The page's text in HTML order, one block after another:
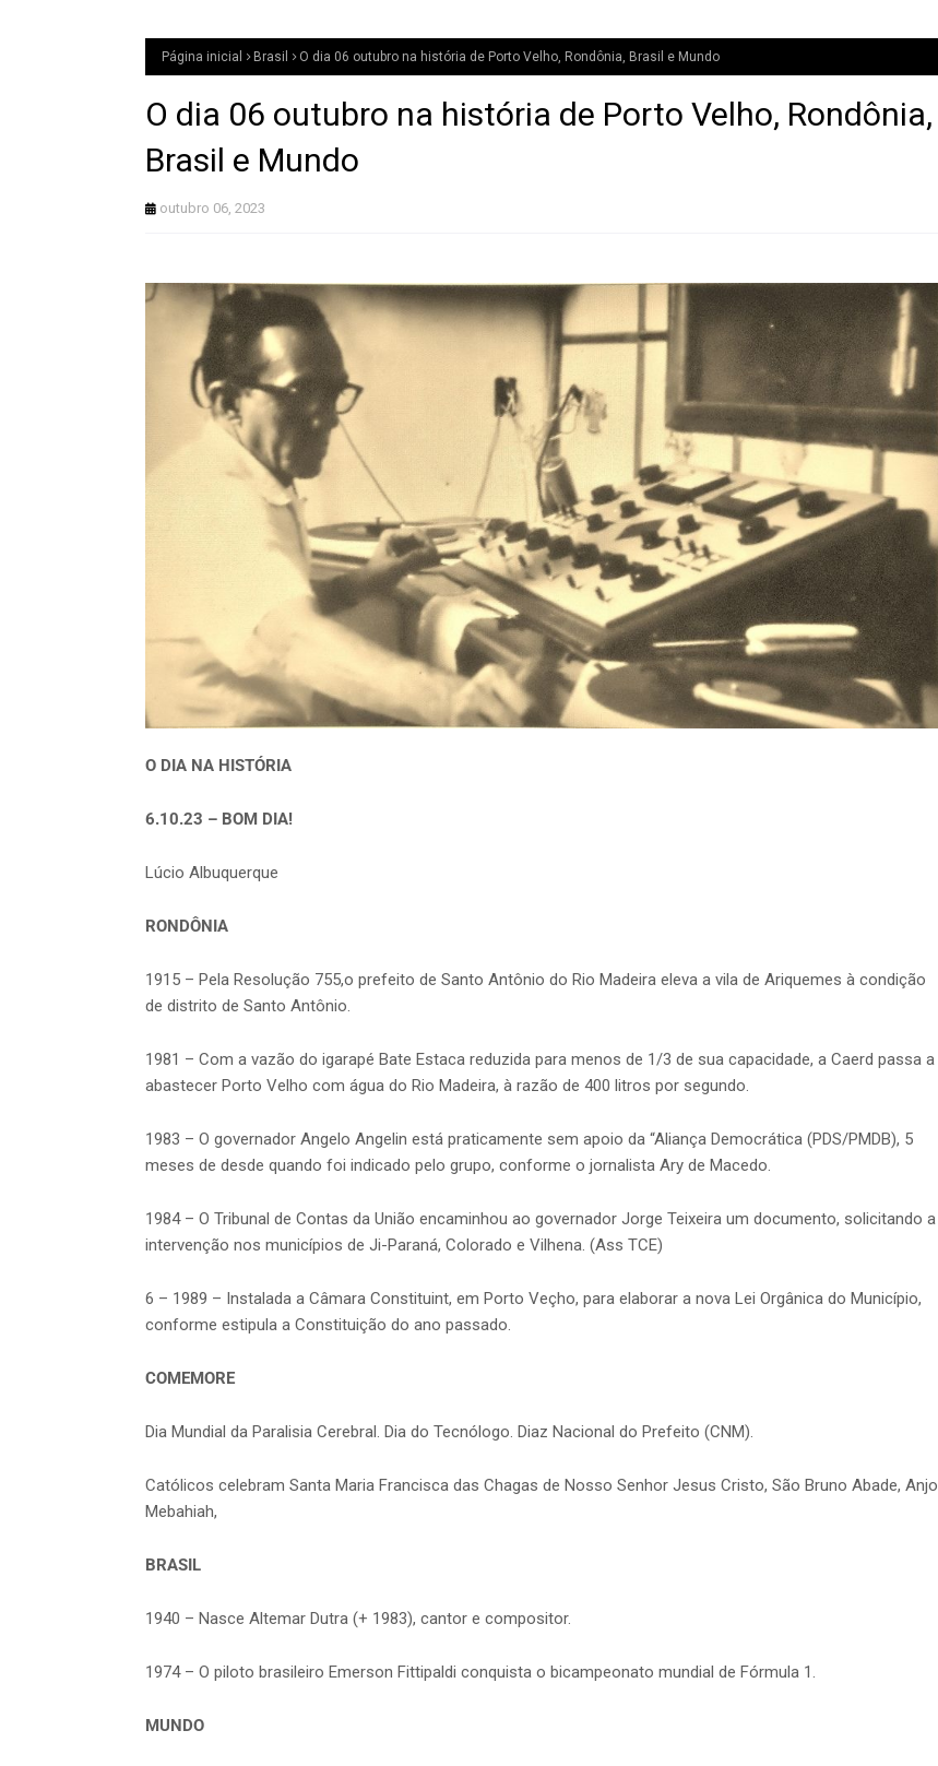
Página inicial Brasil O dia 06 outubro na história de Porto Velho, Rondônia, Brasil e Mundo
O dia 06 outubro na história de Porto Velho, Rondônia,
Brasil e Mundo
outubro 06, 2023
O DIA NA HISTÓRIA
6.10.23 – BOM DIA!
Lúcio Albuquerque
RONDÔNIA
1915 – Pela Resolução 755,o prefeito de Santo Antônio do Rio Madeira eleva a vila de Ariquemes à condição
de distrito de Santo Antônio.
1981 – Com a vazão do igarapé Bate Estaca reduzida para menos de 1/3 de sua capacidade, a Caerd passa a
abastecer Porto Velho com água do Rio Madeira, à razão de 400 litros por segundo.
1983 – O governador Angelo Angelin está praticamente sem apoio da “Aliança Democrática (PDS/PMDB), 5
meses de desde quando foi indicado pelo grupo, conforme o jornalista Ary de Macedo.
1984 – O Tribunal de Contas da União encaminhou ao governador Jorge Teixeira um documento, solicitando a
intervenção nos municípios de Ji-Paraná, Colorado e Vilhena. (Ass TCE)
6 – 1989 – Instalada a Câmara Constituint, em Porto Veçho, para elaborar a nova Lei Orgânica do Município,
conforme estipula a Constituição do ano passado.
COMEMORE
Dia Mundial da Paralisia Cerebral. Dia do Tecnólogo. Diaz Nacional do Prefeito (CNM).
Católicos celebram Santa Maria Francisca das Chagas de Nosso Senhor Jesus Cristo, São Bruno Abade, Anjo
Mebahiah,
BRASIL
1940 – Nasce Altemar Dutra (+ 1983), cantor e compositor.
1974 – O piloto brasileiro Emerson Fittipaldi conquista o bicampeonato mundial de Fórmula 1.
MUNDO